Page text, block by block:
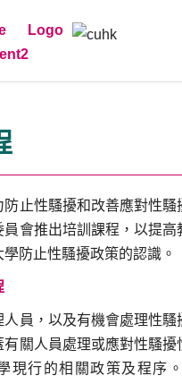
防止性騷擾和改善應對性
員會推出培訓課程，以提高
防止性騷擾政策的認識。
人員，以及有機會處理性騷
有關人員處理或應對性騷擾
現行的相關政策及程序